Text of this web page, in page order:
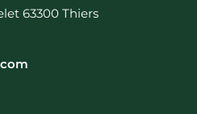
63300 Thiers